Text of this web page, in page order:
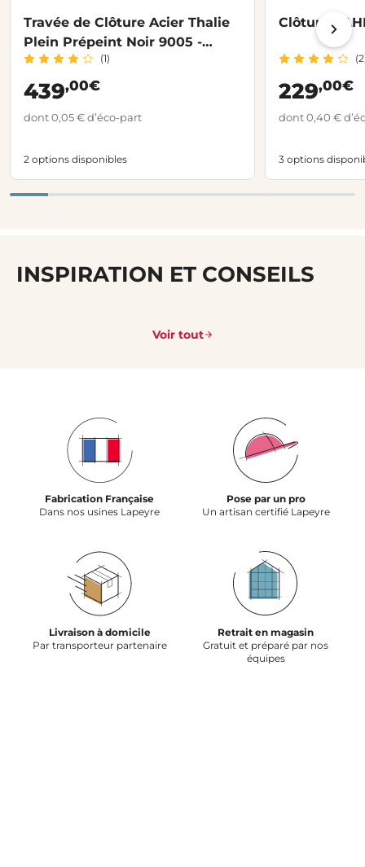
Travée de Clôture Acier Thalie
Plein Prépeint Noir 9005 -
H.94,25 cm
(1)
439,00€
dont 0,05 € d’éco-part
2 options disponibles
Clôture
229,00€
dont 0,40 €
3 options
INSPIRATION ET CONSEILS
Voir tout
Fabrication Française
Dans nos usines Lapeyre
Pose par un pro
Un artisan certifié Lapeyre
Livraison à domicile
Par transporteur partenaire
Retrait en magasin
Gratuit et préparé par nos
équipes